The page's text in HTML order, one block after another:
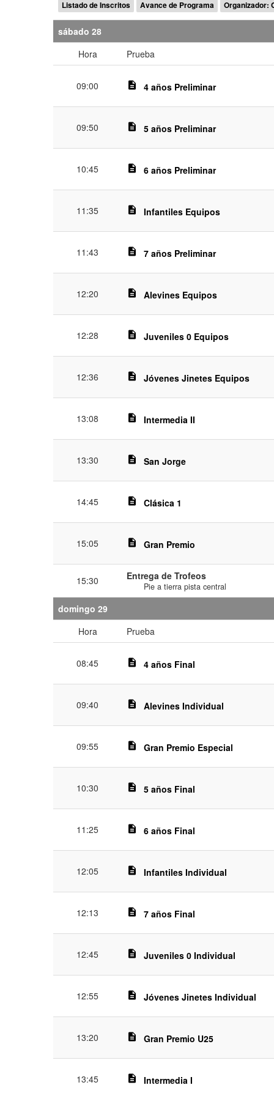
Listado de Inscritos Avance de Programa Organizador:
sábado 28
Hora
Prueba
09:00 description 4 años Preliminar
09:50 description 5 años Preliminar
10:45 description 6 años Preliminar
11:35 description Infantiles Equipos
11:43 description 7 años Preliminar
12:20 description Alevines Equipos
12:28 description Juveniles 0 Equipos
12:36 description Jóvenes Jinetes Equipos
13:08 description Intermedia II
13:30 description San Jorge
14:45 description Clásica 1
15:05 description Gran Premio
15:30 Entrega de Trofeos
Pie a tierra pista central
domingo 29
Hora
Prueba
08:45 description 4 años Final
09:40 description Alevines Individual
09:55 description Gran Premio Especial
10:30 description 5 años Final
11:25 description 6 años Final
12:05 description Infantiles Individual
12:13 description 7 años Final
12:45 description Juveniles 0 Individual
12:55 description Jóvenes Jinetes Individual
13:20 description Gran Premio U25
13:45 description Intermedia I